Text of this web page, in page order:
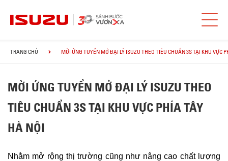
TRANG CHỦ MỜI ỨNG TUYỂN MỞ ĐẠI LÝ ISUZU THEO TIÊU CHUẨN 3S TẠI KHU VỰC
MỜI ỨNG TUYỂN MỞ ĐẠI LÝ ISUZU THEO
TIÊU CHUẨN 3S TẠI KHU VỰC PHÍA TÂY
HÀ NỘI
Nhằm mở rộng thị trường cũng như nâng cao chất lượng